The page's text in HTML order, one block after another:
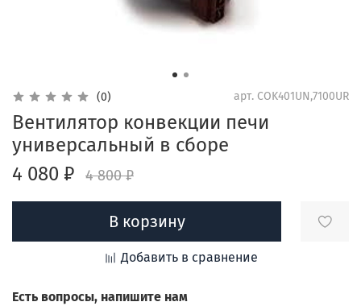
(0) арт. COK401UN,7100UR
Вентилятор конвекции печи
универсальный в сборе
4 080 ₽
4 800 ₽
В корзину
Добавить в сравнение
Есть вопросы, напишите нам